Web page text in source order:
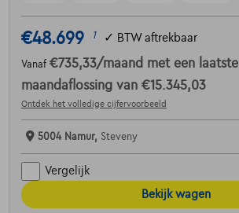
€48.699 1 ✓ BTW aftrekbaar
Vanaf €735,33/maand met een laatste
maandaflossing van €15.345,03
Ontdek het volledige cijfervoorbeeld
5004 Namur, Steveny
Vergelijk
Bekijk wagen